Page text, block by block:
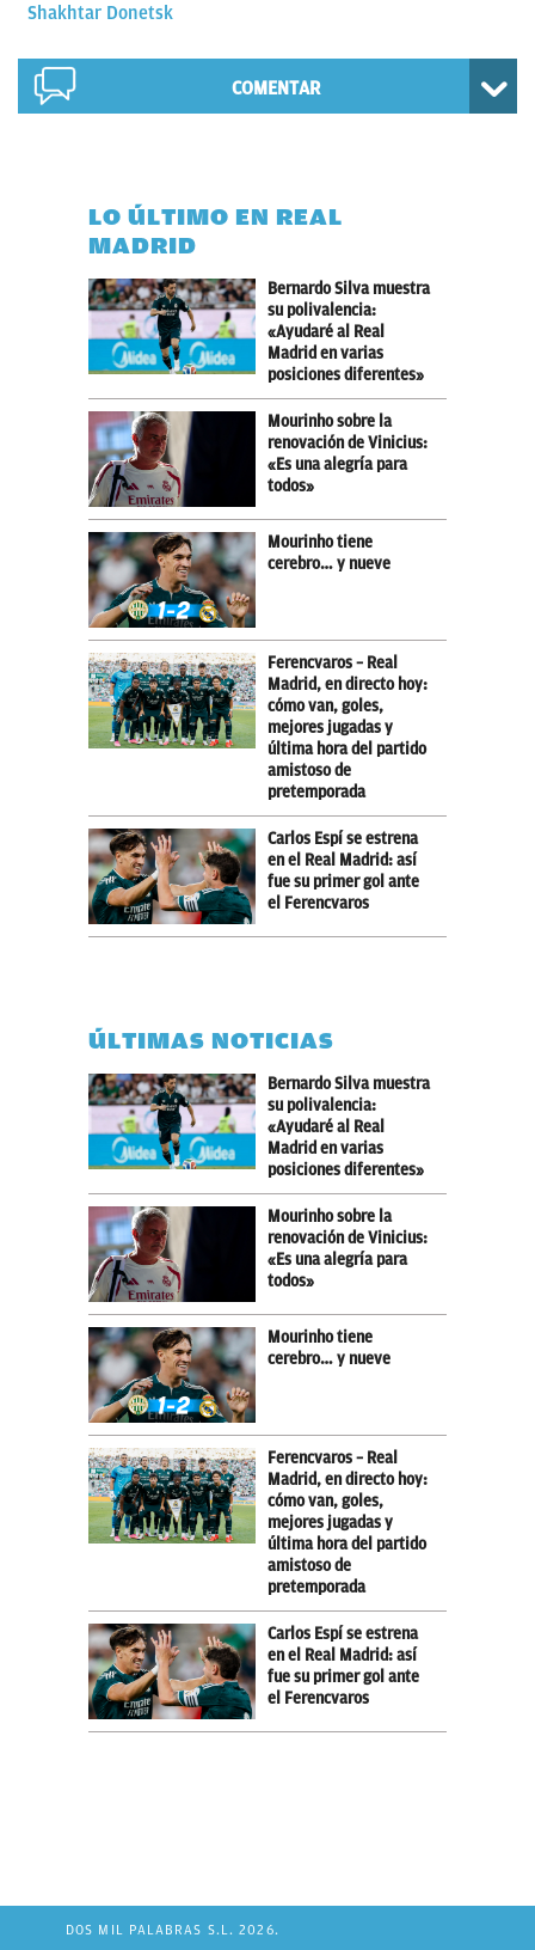
Shakhtar Donetsk
COMENTAR
LO ÚLTIMO EN REAL
MADRID
Bernardo Silva muestra
su polivalencia:
«Ayudaré al Real
Madrid en varias
posiciones diferentes»
Mourinho sobre la
renovación de Vinicius:
«Es una alegría para
todos»
Mourinho tiene
cerebro… y nueve
Ferencvaros – Real
Madrid, en directo hoy:
cómo van, goles,
mejores jugadas y
última hora del partido
amistoso de
pretemporada
Carlos Espí se estrena
en el Real Madrid: así
fue su primer gol ante
el Ferencvaros
ÚLTIMAS NOTICIAS
Bernardo Silva muestra
su polivalencia:
«Ayudaré al Real
Madrid en varias
posiciones diferentes»
Mourinho sobre la
renovación de Vinicius:
«Es una alegría para
todos»
Mourinho tiene
cerebro… y nueve
Ferencvaros – Real
Madrid, en directo hoy:
cómo van, goles,
mejores jugadas y
última hora del partido
amistoso de
pretemporada
Carlos Espí se estrena
en el Real Madrid: así
fue su primer gol ante
el Ferencvaros
DOS MIL PALABRAS S.L. 2026.